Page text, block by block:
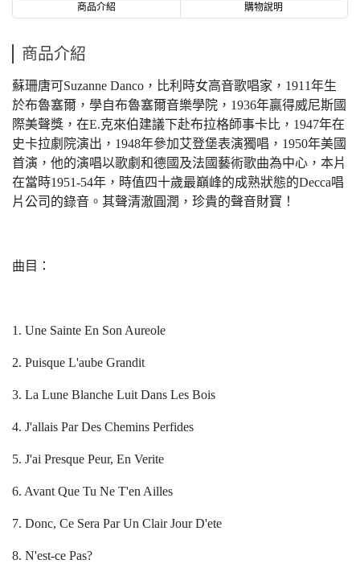
商品介紹 購物說明
商品介紹
蘇珊唐可Suzanne Danco，比利時女高音歌唱家，1911年生
於布魯塞爾，學自布魯塞爾音樂學院，1936年贏得威尼斯國
際美聲獎，在E.克來伯建議下赴布拉格師事卡比，1947年在
史卡拉劇院演出，1948年參加艾登堡表演獨唱，1950年美國
首演，他的演唱以歌劇和德國及法國藝術歌曲為中心，本片
在當時1951-54年，時值四十歲最巔峰的成熟狀態的Decca唱
片公司的錄音。其聲清澈圓潤，珍貴的聲音財寶！
曲目：
1. Une Sainte En Son Aureole
2. Puisque L'aube Grandit
3. La Lune Blanche Luit Dans Les Bois
4. J'allais Par Des Chemins Perfides
5. J'ai Presque Peur, En Verite
6. Avant Que Tu Ne T'en Ailles
7. Donc, Ce Sera Par Un Clair Jour D'ete
8. N'est-ce Pas?